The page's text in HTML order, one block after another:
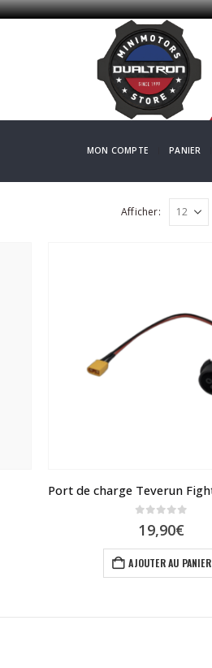
MON COMPTE PANIER
Afficher:
19,90€
AJOUTER AU PANIER